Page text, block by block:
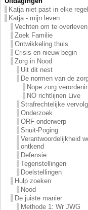
Katja niet past in elke
Katja - mijn leven
Vechten om te overleven
Zoek Familie
Ontwikkeling thuis
Crisis en nieuw begin
Zorg in Nood
Uit dit nest
De normen van de
Nope zorg
NÖ richtlijnen Live
Strafrechtelijke
Onderzoek
ORF-onderwerp
Snuit-Poging
Verantwoordelijkheid
ontkend
Defensie
Tegenstellingen
Doelstellingen
Hulp zoeken
Nood
De juiste manier
Methode 1: Wr JWG